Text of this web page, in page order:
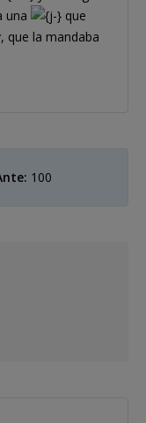
una
que
que la mandaba
100